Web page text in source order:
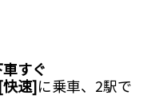
すぐ
[快速]に乗車、2駅で